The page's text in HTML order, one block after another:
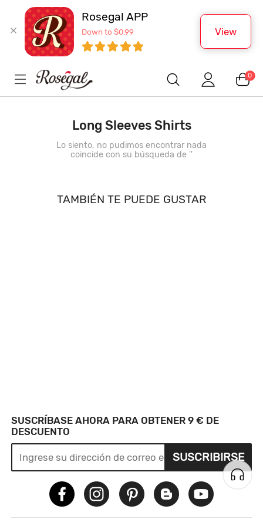
Rosegal APP
Down to $0.99 View
0
Long Sleeves Shirts
Lo siento, no pudimos encontrar nada
coincide con su búsqueda de ''
TAMBIÉN TE PUEDE GUSTAR
SUSCRÍBASE AHORA PARA OBTENER 9 € DE
DESCUENTO
SUSCRIBIRSE